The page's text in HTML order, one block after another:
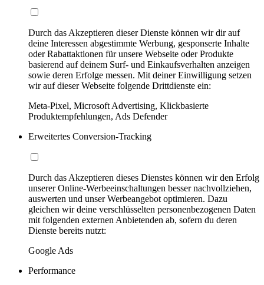
Durch das Akzeptieren dieser Dienste können wir dir auf
deine Interessen abgestimmte Werbung, gesponserte Inhalte
oder Rabattaktionen für unsere Webseite oder Produkte
basierend auf deinem Surf- und Einkaufsverhalten anzeigen
sowie deren Erfolge messen. Mit deiner Einwilligung setzen
wir auf dieser Webseite folgende Drittdienste ein:
Meta-Pixel, Microsoft Advertising, Klickbasierte
Produktempfehlungen, Ads Defender
Erweitertes Conversion-Tracking
Durch das Akzeptieren dieses Dienstes können wir den Erfolg
unserer Online-Werbeeinschaltungen besser nachvollziehen,
auswerten und unser Werbeangebot optimieren. Dazu
gleichen wir deine verschlüsselten personenbezogenen Daten
mit folgenden externen Anbietenden ab, sofern du deren
Dienste bereits nutzt:
Google Ads
Performance